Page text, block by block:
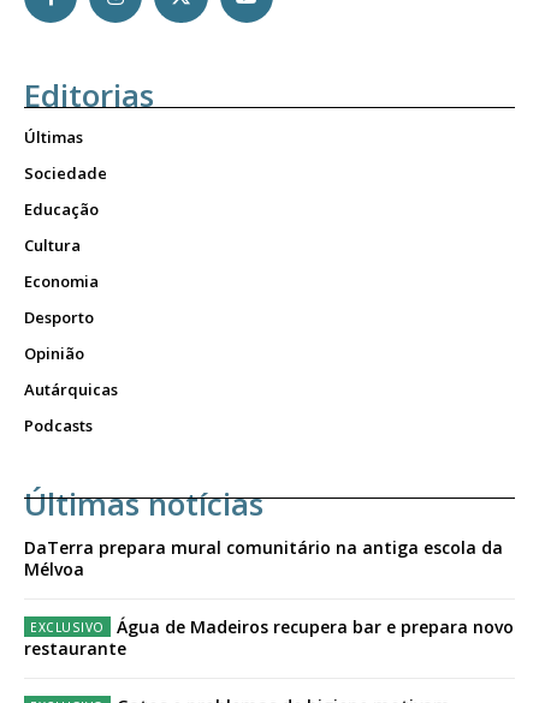
Editorias
Últimas
Sociedade
Educação
Cultura
Economia
Desporto
Opinião
Autárquicas
Podcasts
Últimas notícias
DaTerra prepara mural comunitário na antiga escola da
Mélvoa
Água de Madeiros recupera bar e prepara novo
restaurante